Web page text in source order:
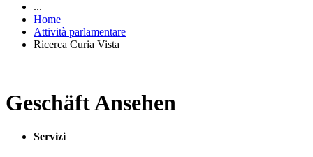
...
Home
Attività parlamentare
Ricerca Curia Vista
Geschäft Ansehen
Servizi